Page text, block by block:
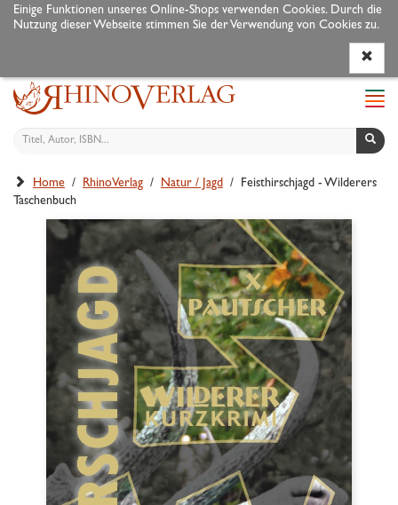
Einige Funktionen unseres Online-Shops verwenden Cookies. Durch die
Nutzung dieser Webseite stimmen Sie der Verwendung von Cookies zu.
Home / RhinoVerlag / Natur / Jagd / Feisthirschjagd - Wilderers
Taschenbuch